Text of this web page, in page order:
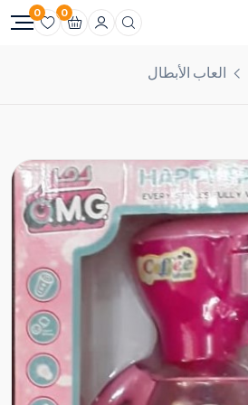
0
0
العاب الأبطال